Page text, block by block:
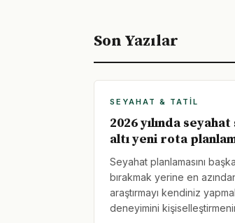
Son Yazılar
SEYAHAT & TATIL
2026 yılında
altı yeni rota
Seyahat planlamasını
bırakmak yerine en
araştırmayı kendiniz
deneyimini